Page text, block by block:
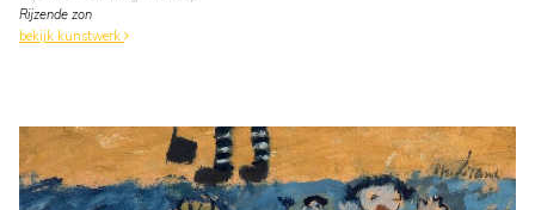
Rijzende zon
bekijk kunstwerk